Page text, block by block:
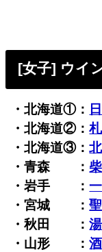
[女子] ウイ
・北海道①：
・北海道②：
・北海道③：
・青森 ：
・岩手 ：
・宮城 ：
・秋田 ：
・山形 ：